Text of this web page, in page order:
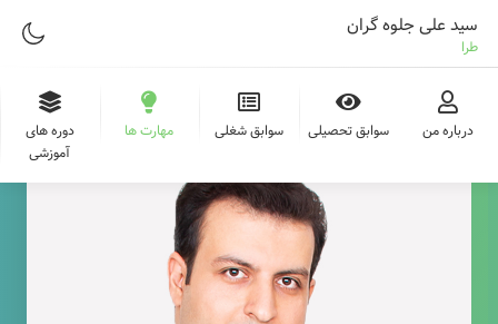
سید علی جلوه گران
طراح وب
درباره من سوابق تحصیلی سوابق شغلی مهارت ها
دوره های
آموزشی